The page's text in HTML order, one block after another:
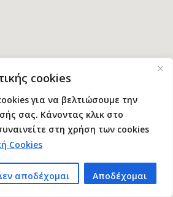
cookies
για να βελτιώσουμε την
σας. Κάνοντας κλικ στο
στη χρήση των cookies
Cookies
αποδέχομαι Αποδέχομαι